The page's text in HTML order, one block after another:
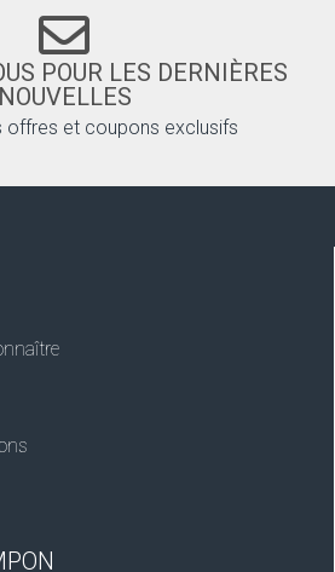
POUR LES DERNIÈRES
NOUVELLES
offres et coupons exclusifs